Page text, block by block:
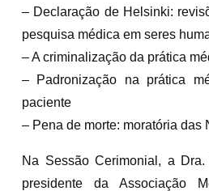
– Declaração de Helsinki:
pesquisa médica em seres
– A criminalização da prática
– Padronização na prática
paciente
– Pena de morte: moratória das
Na Sessão Cerimonial, a Dra.
presidente da Associação